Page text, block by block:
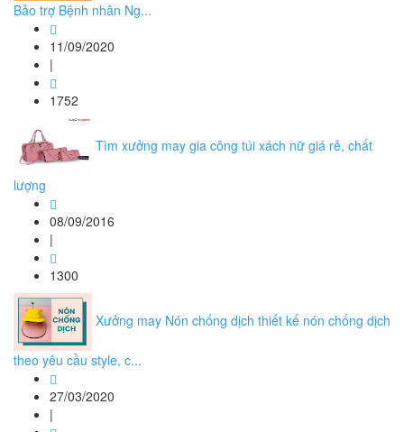
Bảo trợ Bệnh nhân Ng...
11/09/2020
|
1752
Tìm xưởng may gia công túi xách nữ giá rẻ, chất
lượng
08/09/2016
|
1300
Xưởng may Nón chống dịch thiết kế nón chống dịch
theo yêu cầu style, c...
27/03/2020
|